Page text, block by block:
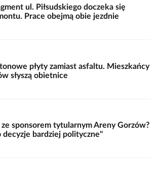
ul. Piłsudskiego doczeka się
Prace obejmą obie jezdnie
płyty zamiast asfaltu. Mieszkańcy
słyszą obietnice
ze sponsorem tytularnym Areny Gorzów?
decyzje bardziej polityczne"